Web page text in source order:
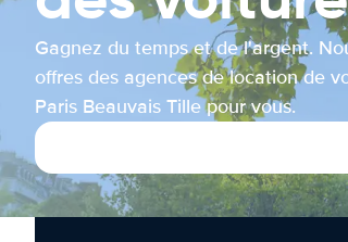
Gagnez du temps et de l'argent.
offres des agences de location de
Paris Beauvais Tille pour vous.